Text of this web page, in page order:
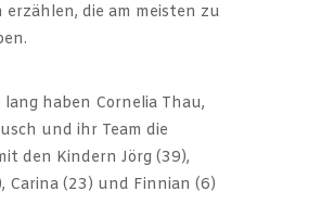
erzählen, die am meisten zu
lang haben Cornelia Thau,
und ihr Team die
den Kindern Jörg (39),
Carina (23) und Finnian (6)